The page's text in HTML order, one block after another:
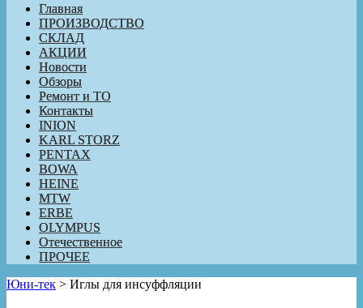
Главная
ПРОИЗВОДСТВО
СКЛАД
АКЦИИ
Новости
Обзоры
Ремонт и ТО
Контакты
INION
KARL STORZ
PENTAX
BOWA
HEINE
MTW
ERBE
OLYMPUS
Отечественное
ПРОЧЕЕ
Юни-тек > Иглы для инсуффляции